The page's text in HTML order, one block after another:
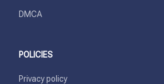
DMCA
POLICIES
Privacy policy